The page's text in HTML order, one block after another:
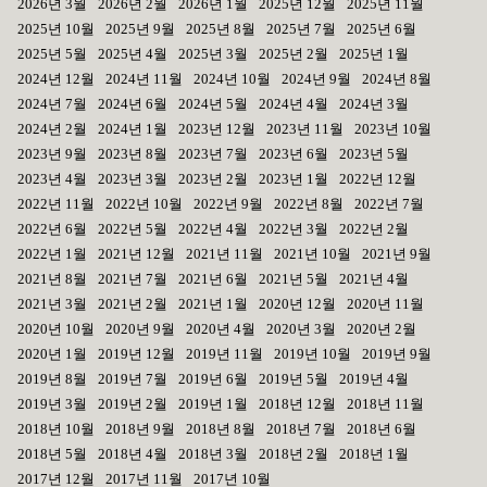
2026년 3월 2026년 2월 2026년 1월 2025년 12월
2025년 11월
2025년 10월
2025년 9월 2025년 8월 2025년 7월
2025년 6월
2025년 5월
2025년 4월 2025년 3월 2025년 2월
2025년 1월
2024년 12월
2024년 11월 2024년 10월 2024년 9월
2024년 8월
2024년 7월
2024년 6월 2024년 5월 2024년 4월
2024년 3월
2024년 2월
2024년 1월 2023년 12월 2023년 11월
2023년 10월
2023년 9월
2023년 8월 2023년 7월 2023년 6월
2023년 5월
2023년 4월
2023년 3월 2023년 2월 2023년 1월
2022년 12월
2022년 11월
2022년 10월 2022년 9월 2022년 8월
2022년 7월
2022년 6월
2022년 5월 2022년 4월 2022년 3월
2022년 2월
2022년 1월
2021년 12월 2021년 11월 2021년 10월
2021년 9월
2021년 8월
2021년 7월 2021년 6월 2021년 5월
2021년 4월
2021년 3월
2021년 2월 2021년 1월 2020년 12월
2020년 11월
2020년 10월
2020년 9월 2020년 4월 2020년 3월
2020년 2월
2020년 1월
2019년 12월 2019년 11월 2019년 10월
2019년 9월
2019년 8월
2019년 7월 2019년 6월 2019년 5월
2019년 4월
2019년 3월
2019년 2월 2019년 1월 2018년 12월
2018년 11월
2018년 10월
2018년 9월 2018년 8월 2018년 7월
2018년 6월
2018년 5월
2018년 4월 2018년 3월 2018년 2월
2018년 1월
2017년 12월
2017년 11월 2017년 10월